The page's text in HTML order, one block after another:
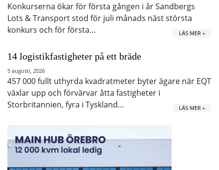
Konkurserna ökar för första gången i år Sandbergs
Lots & Transport stod för juli månads näst största
konkurs och för första…
LÄS MER »
14 logistikfastigheter på ett bräde
5 augusti, 2026
457 000 fullt uthyrda kvadratmeter byter ägare när EQT
växlar upp och förvärvar åtta fastigheter i
Storbritannien, fyra i Tyskland…
LÄS MER »